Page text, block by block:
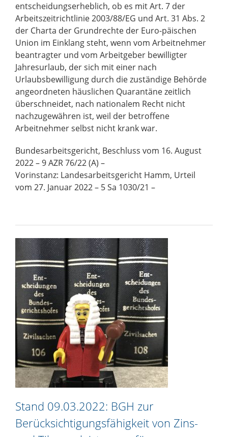
entscheidungserheblich, ob es mit Art. 7 der
Arbeitszeitrichtlinie 2003/88/EG und Art. 31 Abs. 2
der Charta der Grundrechte der Euro-päischen
Union im Einklang steht, wenn vom Arbeitnehmer
beantragter und vom Arbeitgeber bewilligter
Jahresurlaub, der sich mit einer nach
Urlaubsbewilligung durch die zuständige Behörde
angeordneten häuslichen Quarantäne zeitlich
überschneidet, nach nationalem Recht nicht
nachzugewähren ist, weil der betroffene
Arbeitnehmer selbst nicht krank war.
Bundesarbeitsgericht, Beschluss vom 16. August
2022 – 9 AZR 76/22 (A) –
Vorinstanz: Landesarbeitsgericht Hamm, Urteil
vom 27. Januar 2022 – 5 Sa 1030/21 –
Stand 09.03.2022: BGH zur
Berücksichtigungsfähigkeit von Zins-